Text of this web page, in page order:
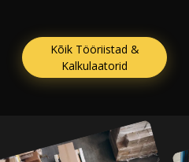
Kõik Tööriistad &
Kalkulaatorid